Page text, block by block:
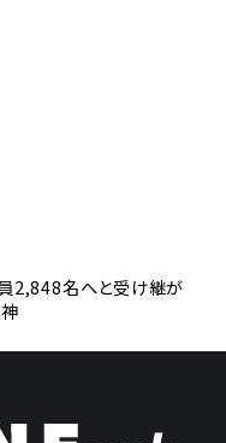
2,848名へと受け継が